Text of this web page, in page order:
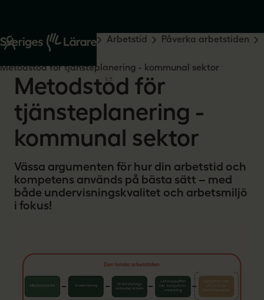
Start Råd och stöd Arbetstid
Påverka arbetstiden
Tjänsteplanering
Metodstöd för tjänsteplanering - kommunal sektor
Metodstöd för
tjänsteplanering -
kommunal sektor
Vässa argumenten för hur din arbetstid och
kompetens används på bästa sätt – med
både undervisningskvalitet och arbetsmiljö
i fokus!